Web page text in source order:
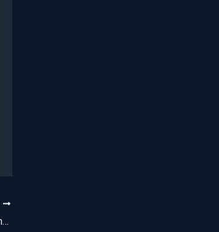
Aniversariante do dia: Natália Pimentel!